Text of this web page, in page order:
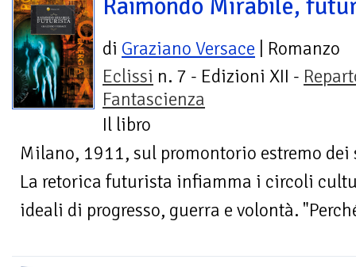
Raimondo Mirabile,
di Graziano Versace | Romanzo
Eclissi n. 7 - Edizioni XII -
Fantascienza
Il libro
Milano, 1911, sul promontorio estremo dei
La retorica futurista infiamma i circoli
ideali di progresso, guerra e volontà.